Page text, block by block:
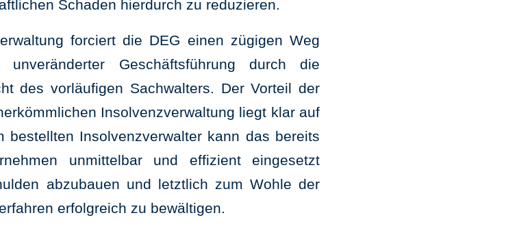
Schaden hierdurch zu reduzieren.
forciert die DEG einen zügigen Weg
Geschäftsführung durch die
des vorläufigen Sachwalters. Der Vorteil der
Insolvenzverwaltung liegt klar auf
Insolvenzverwalter kann das bereits
unmittelbar und effizient eingesetzt
abzubauen und letztlich zum Wohle der
erfolgreich zu bewältigen.